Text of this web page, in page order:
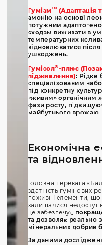
Гуміам™ (Адаптація
амонію на основі
потужним
сходам виживати в
температурних
відновлюватися
ушкоджень.
Гумісол®-плюс
підживлення): Рідке
спеціалізованим
під конкретну
«живим» органічним
фази росту,
майбутнього врожаю.
Економічна
та
Головна перевага
здатність гумінових
поживні елементи, що
залишалися
це забезпечує
та дозволяє реально
мінеральних добрив
За даними